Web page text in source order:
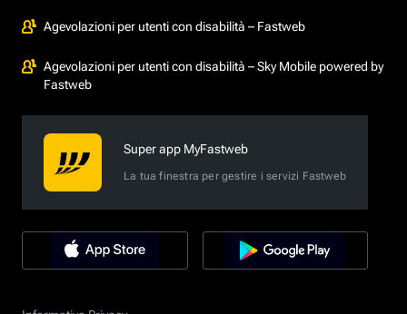
Agevolazioni per utenti con disabilità – Fastweb
Agevolazioni per utenti con disabilità – Sky Mobile powered by
Fastweb
Super app MyFastweb
La tua finestra per gestire i servizi Fastweb